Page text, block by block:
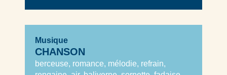
Musique
CHANSON
berceuse, romance, mélodie, refrain,